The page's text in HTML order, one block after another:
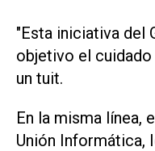
"Esta iniciativa del
objetivo el
un tuit.
En la misma línea,
Unión Informática,